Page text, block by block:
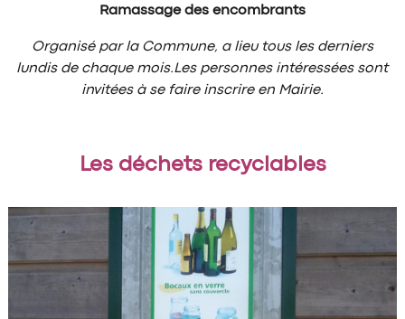
Ramassage des encombrants
Organisé par la Commune, a lieu tous les derniers
lundis de chaque mois.Les personnes intéressées sont
invitées à se faire inscrire en Mairie.
Les déchets recyclables